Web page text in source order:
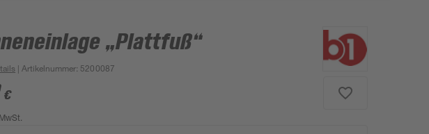
„Plattfuß“
| Artikelnummer: 5200087
€